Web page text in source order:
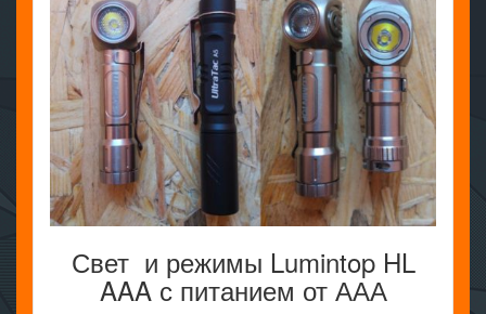
Свет и режимы Lumintop HL
AAA с питанием от ААА